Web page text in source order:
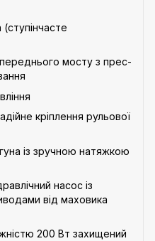
переднього мосту з прес-
кріплення рульової
із зручною натяжкою
насос із
від маховика
200 Вт захищений